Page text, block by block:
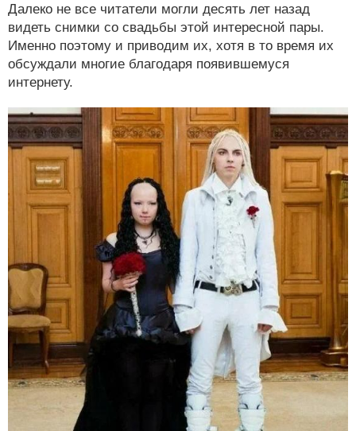
Далеко не все читатели могли десять лет назад
видеть снимки со свадьбы этой интересной пары.
Именно поэтому и приводим их, хотя в то время их
обсуждали многие благодаря появившемуся
интернету.